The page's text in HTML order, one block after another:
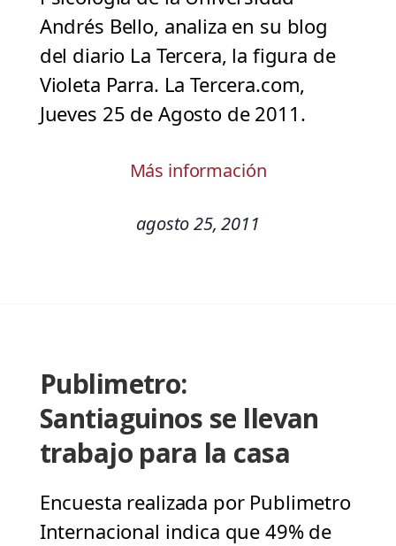
Andrés Bello, analiza en su blog
del diario La Tercera, la figura de
Violeta Parra. La Tercera.com,
Jueves 25 de Agosto de 2011.
Más información
agosto 25, 2011
Publimetro:
Santiaguinos se llevan
trabajo para la casa
Encuesta realizada por Publimetro
Internacional indica que 49% de